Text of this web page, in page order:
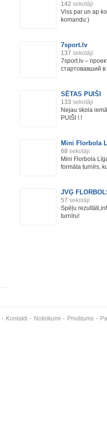
142 sekotāji
Viss par un ap
komandu:)
7sport.lv
137 sekotāji
7sport.lv –
стартовавший в
SĒTAS PUIŠI
133 sekotāji
Nejau skola
PUIŠI !.!
Mini Florbola
68 sekotāji
Mini Florbola
formāta turnīrs,
JVĢ
57 sekotāji
Spēļu
turnīru!
Kontakti Noteikumi Privātums